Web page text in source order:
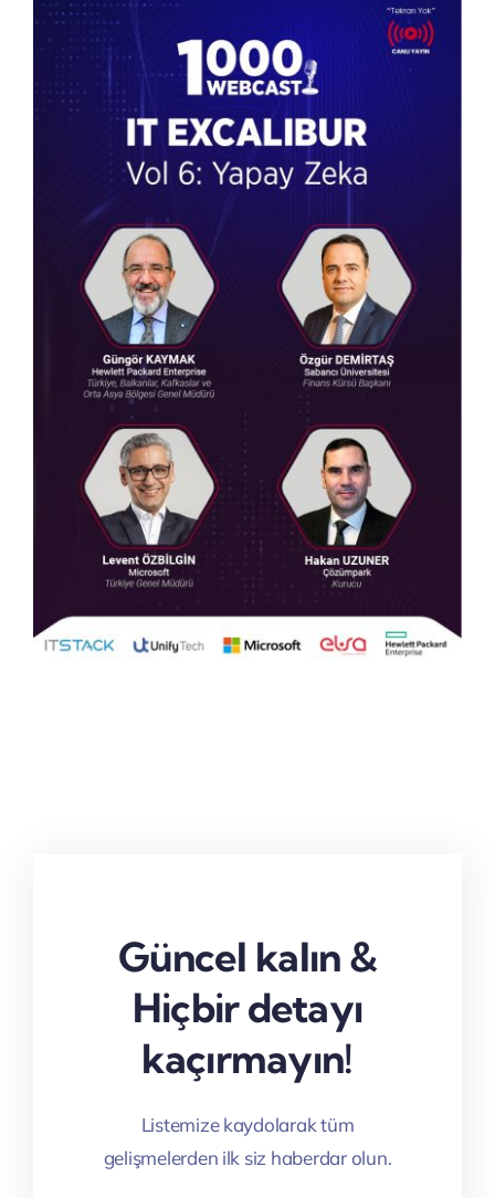
Güncel kalın &
Hiçbir detayı
kaçırmayın!
Listemize kaydolarak tüm
gelişmelerden ilk siz haberdar olun.